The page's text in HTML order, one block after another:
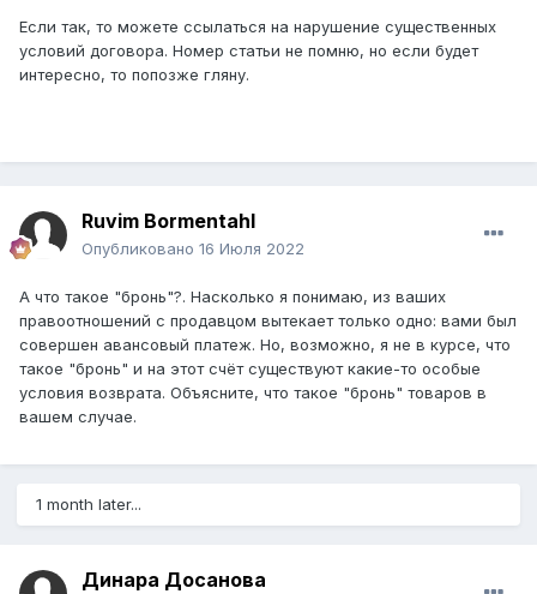
Если так, то можете ссылаться на нарушение существенных
условий договора. Номер статьи не помню, но если будет
интересно, то попозже гляну.
Ruvim Bormentahl
Опубликовано 16 Июля 2022
А что такое "бронь"?. Насколько я понимаю, из ваших
правоотношений с продавцом вытекает только одно: вами был
совершен авансовый платеж. Но, возможно, я не в курсе, что
такое "бронь" и на этот счёт существуют какие-то особые
условия возврата. Объясните, что такое "бронь" товаров в
вашем случае.
1 month later...
Динара Досанова